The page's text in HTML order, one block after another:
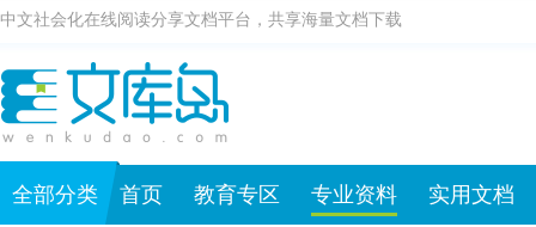
中文社会化在线阅读分享文档平台，共享海量文档下载
全部分类 首页 教育专区 专业资料 实用文档